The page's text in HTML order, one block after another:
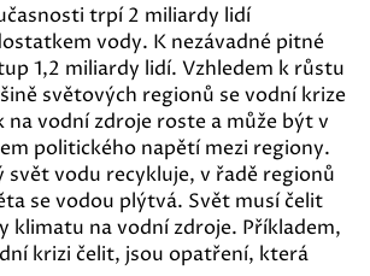
trpí 2 miliardy lidí
vody. K nezávadné pitné
1,2 miliardy lidí. Vzhledem k růstu
světových regionů se vodní krize
na vodní zdroje roste a může být v
politického napětí mezi regiony.
svět vodu recykluje, v řadě regionů
se vodou plýtvá. Svět musí čelit
klimatu na vodní zdroje. Příkladem,
krizi čelit, jsou opatření, která